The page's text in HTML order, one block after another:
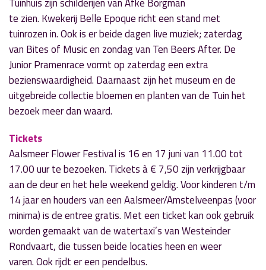
te zien. Kwekerij Belle Epoque richt een stand met
tuinrozen in. Ook is er beide dagen live muziek; zaterdag
van Bites of Music en zondag van Ten Beers After. De
Junior Pramenrace vormt op zaterdag een extra
bezienswaardigheid. Daarnaast zijn het museum en de
uitgebreide collectie bloemen en planten van de Tuin het
bezoek meer dan waard.
Tickets
Aalsmeer Flower Festival is 16 en 17 juni van 11.00 tot
17.00 uur te bezoeken. Tickets à € 7,50 zijn verkrijgbaar
aan de deur en het hele weekend geldig. Voor kinderen t/m
14 jaar en houders van een Aalsmeer/Amstelveenpas (voor
minima) is de entree gratis. Met een ticket kan ook gebruik
worden gemaakt van de watertaxi’s van Westeinder
Rondvaart, die tussen beide locaties heen en weer
varen. Ook rijdt er een pendelbus.